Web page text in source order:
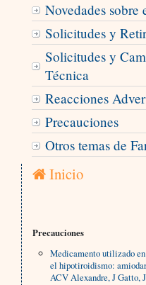
Novedades
Solicitudes y
Solicitudes y
Técnica
Reacciones
Precauciones
Otros temas de
Inicio
Precauciones
Medicamento utilizado
el hipotiroidismo:
ACV Alexandre, J